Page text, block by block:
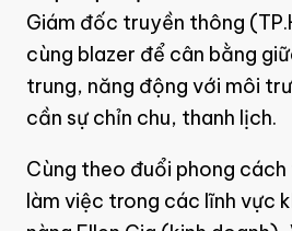
Giám đốc truyền thông
cùng blazer để cân bằng
trung, năng động với môi
cần sự chỉn chu, thanh lịch.
Cùng theo đuổi phong
làm việc trong các lĩnh vực